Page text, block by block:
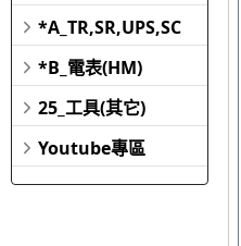
*A_TR,SR,UPS,SC
*B_電表(HM)
25_工具(其它)
Youtube專區